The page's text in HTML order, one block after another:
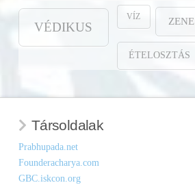
VÉDIKUS
VÍZ ZENE
ÉTELOSZTÁS
Társoldalak
Prabhupada.net
Founderacharya.com
GBC.iskcon.org